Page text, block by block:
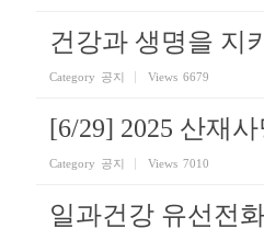
건강과 생명을 지
Category 공지 Views 6679
[6/29] 2025 산재
Category 공지 Views 7010
일과건강 유선전